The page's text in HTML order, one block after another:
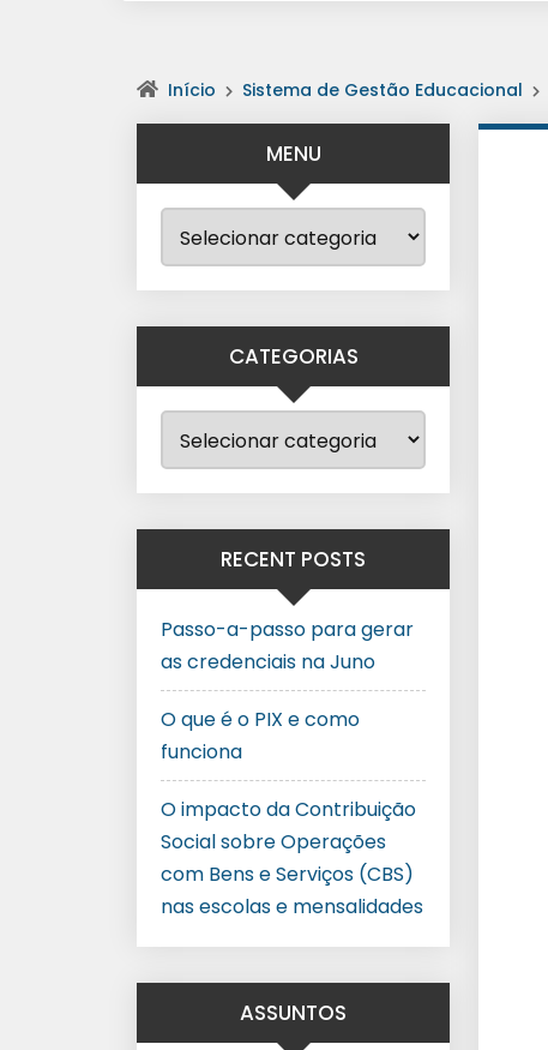
Início Sistema de Gestão Educacional
MENU
CATEGORIAS
RECENT POSTS
Passo-a-passo para gerar
as credenciais na Juno
O que é o PIX e como
funciona
O impacto da Contribuição
Social sobre Operações
com Bens e Serviços (CBS)
nas escolas e mensalidades
ASSUNTOS